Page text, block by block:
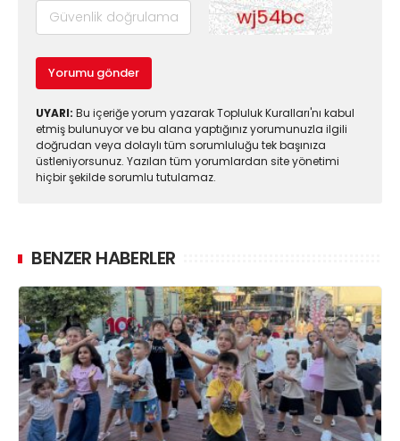
Yorumu gönder
UYARI: Bu içeriğe yorum yazarak Topluluk Kuralları'nı kabul
etmiş bulunuyor ve bu alana yaptığınız yorumunuzla ilgili
doğrudan veya dolaylı tüm sorumluluğu tek başınıza
üstleniyorsunuz. Yazılan tüm yorumlardan site yönetimi
hiçbir şekilde sorumlu tutulamaz.
BENZER HABERLER